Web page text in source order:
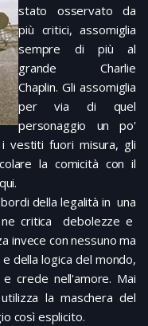
stato osservato da
più critici, assomiglia
sempre di più al
grande Charlie
Chaplin. Gli assomiglia
per via di quel
personaggio un po'
vestiti fuori misura, gli
la comicità con il
della legalità in una
critica debolezze e
invece con nessuno ma
della logica del mondo,
crede nell'amore. Mai
la maschera del
così esplicito.